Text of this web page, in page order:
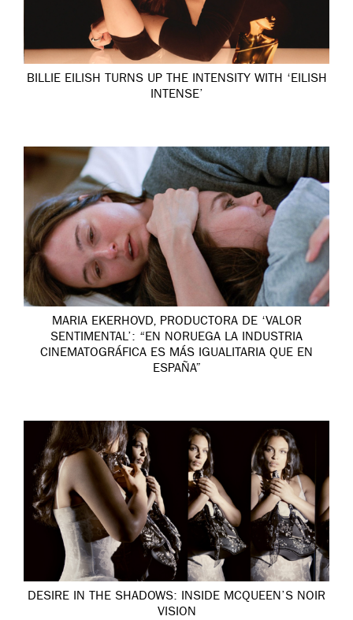
BILLIE EILISH TURNS UP THE INTENSITY WITH ‘EILISH
INTENSE’
MARIA EKERHOVD, PRODUCTORA DE ‘VALOR
SENTIMENTAL’: “EN NORUEGA LA INDUSTRIA
CINEMATOGRÁFICA ES MÁS IGUALITARIA QUE EN
ESPAÑA”
DESIRE IN THE SHADOWS: INSIDE MCQUEEN’S NOIR
VISION